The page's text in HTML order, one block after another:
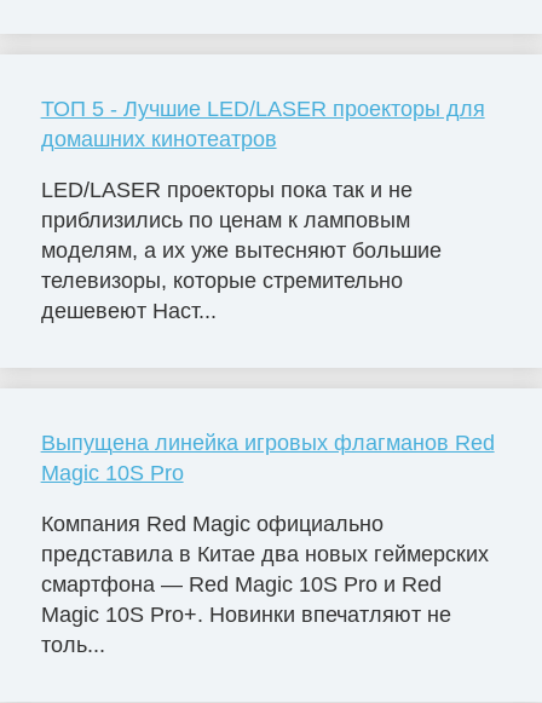
ТОП 5 - Лучшие LED/LASER проекторы для
домашних кинотеатров
LED/LASER проекторы пока так и не
приблизились по ценам к ламповым
моделям, а их уже вытесняют большие
телевизоры, которые стремительно
дешевеют Наст...
Выпущена линейка игровых флагманов Red
Magic 10S Pro
Компания Red Magic официально
представила в Китае два новых геймерских
смартфона — Red Magic 10S Pro и Red
Magic 10S Pro+. Новинки впечатляют не
толь...